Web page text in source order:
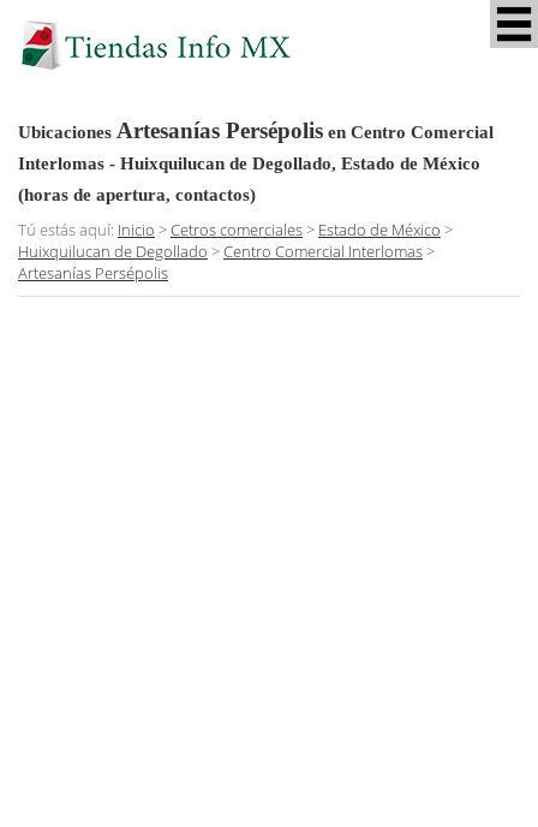
Ubicaciones Artesanías Persépolis en Centro Comercial
Interlomas - Huixquilucan de Degollado, Estado de México
(horas de apertura, contactos)
Tú estás aquí: Inicio >Cetros comerciales> Estado de México >
Huixquilucan de Degollado >Centro Comercial Interlomas>
Artesanías Persépolis